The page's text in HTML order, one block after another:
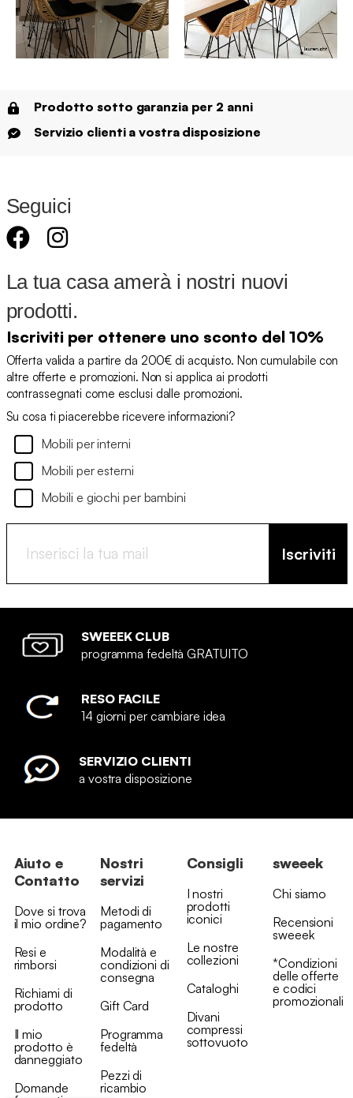
Prodotto sotto garanzia per 2 anni
Servizio clienti a vostra disposizione
Seguici
La tua casa amerà i nostri nuovi
prodotti.
Iscriviti per ottenere uno sconto del 10%
Offerta valida a partire da 200€ di acquisto. Non cumulabile con
altre offerte e promozioni. Non si applica ai prodotti
contrassegnati come esclusi dalle promozioni.
Su cosa ti piacerebbe ricevere informazioni?
Mobili per interni
Mobili per esterni
Mobili e giochi per bambini
Iscriviti
SWEEEK CLUB
programma fedeltà GRATUITO
RESO FACILE
14 giorni per cambiare idea
SERVIZIO CLIENTI
a vostra disposizione
Aiuto e
Contatto
Dove si trova
il mio ordine?
Resi e
rimborsi
Richiami di
prodotto
Il mio
prodotto è
danneggiato
Domande
Nostri
servizi
Metodi di
pagamento
Modalità e
condizioni di
consegna
Gift Card
Programma
fedeltà
Pezzi di
ricambio
Consigli
I nostri
prodotti
iconici
Le nostre
collezioni
Cataloghi
Divani
compressi
sottovuoto
sweeek
Chi siamo
Recensioni
sweeek
*Condizioni
delle offerte
e codici
promozionali